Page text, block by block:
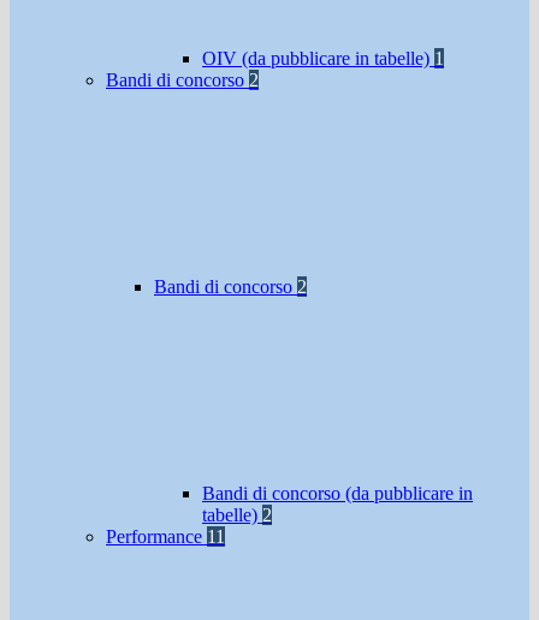
OIV (da pubblicare in tabelle) 1
Bandi di concorso 2
Bandi di concorso 2
Bandi di concorso (da pubblicare in
tabelle) 2
Performance 11